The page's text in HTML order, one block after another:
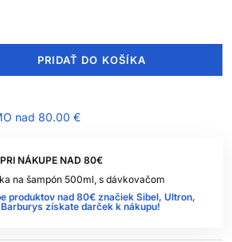
NÁKUPE NAD 80€
na šampón 500ml, s dávkovačom
produktov nad 80€ značiek Sibel, Ultron,
získate darček k nákupu!
PRIDAŤ DO KOŠÍKA
nad 80.00 €